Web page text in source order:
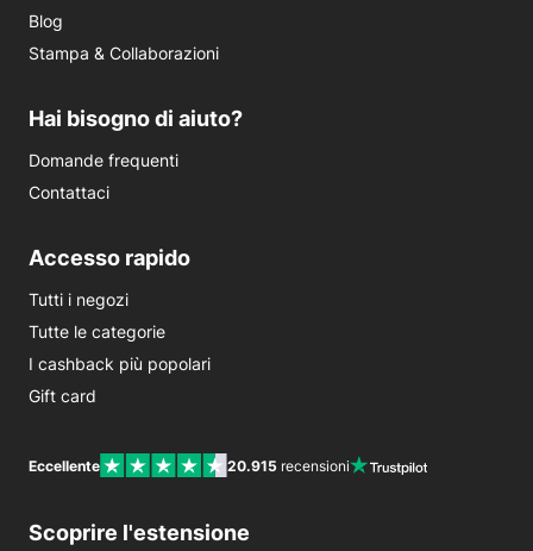
Blog
Stampa & Collaborazioni
Hai bisogno di aiuto?
Domande frequenti
Contattaci
Accesso rapido
Tutti i negozi
Tutte le categorie
I cashback più popolari
Gift card
Eccellente 20.915 recensioni
Scoprire l'estensione